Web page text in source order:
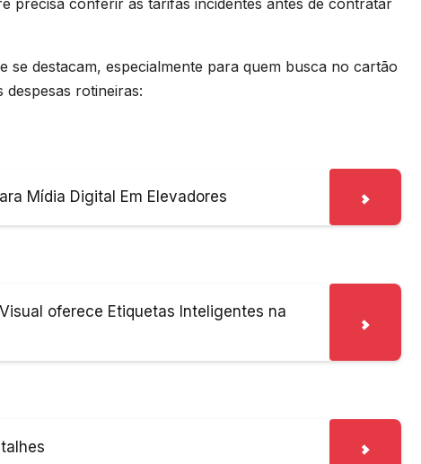
precisa conferir as tarifas incidentes antes de contratar
se destacam, especialmente para quem busca no cartão
despesas rotineiras:
Mídia Digital Em Elevadores
oferece Etiquetas Inteligentes na